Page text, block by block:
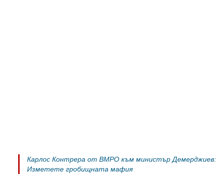
Карлос Контрера от ВМРО към министър Демерджиев:
Изметете гробищната мафия